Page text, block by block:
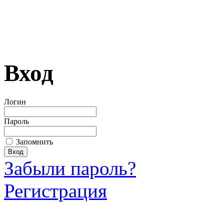
Вход
Логин
Пароль
Запомнить
Забыли пароль?
Регистрация